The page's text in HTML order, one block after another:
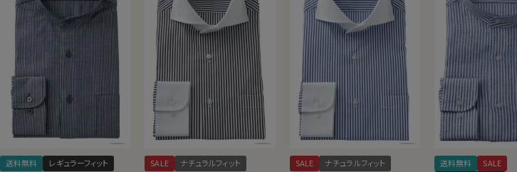
送料無料 レギュラーフィット SALE ナチュラルフィット SALE ナチュラルフィット 送料無料
SALE